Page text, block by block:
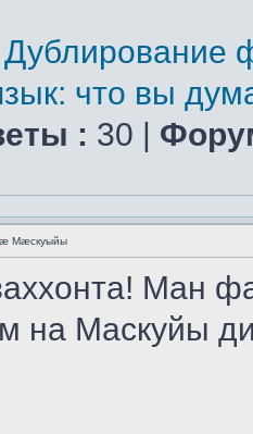
Дублирование
что вы
: 30 |
Мæскуыйы
Ман
на Маскуйы